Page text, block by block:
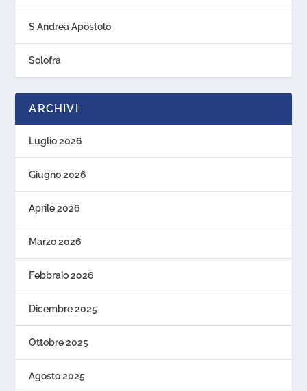
S.Andrea Apostolo
Solofra
ARCHIVI
Luglio 2026
Giugno 2026
Aprile 2026
Marzo 2026
Febbraio 2026
Dicembre 2025
Ottobre 2025
Agosto 2025